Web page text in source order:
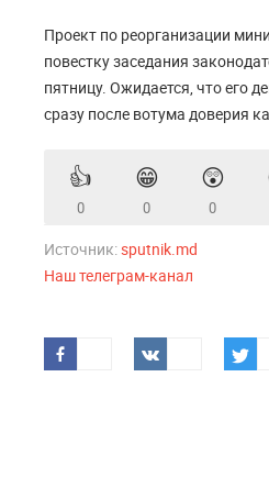
Проект по реорганизации
повестку заседания
пятницу. Ожидается, что его
сразу после вотума доверия
👍
0
😁
0
😲
0
Источник:sputnik.md
Наш телеграм-канал